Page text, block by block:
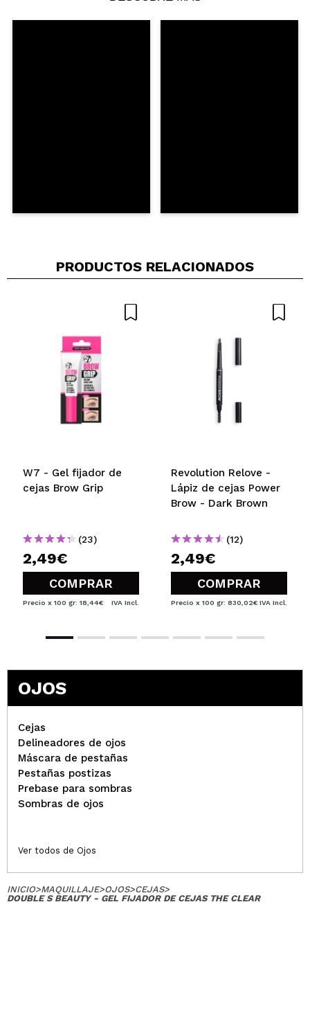
PRODUCTOS RELACIONADOS
W7 - Gel fijador de
cejas Brow Grip
(23)
2,49€
COMPRAR
Precio x 100 gr: 18,44€ IVA Incl.
Revolution Relove -
Lápiz de cejas Power
Brow - Dark Brown
(12)
2,49€
COMPRAR
Precio x 100 gr: 830,02€ IVA Incl.
OJOS
Cejas
Delineadores de ojos
Máscara de pestañas
Pestañas postizas
Prebase para sombras
Sombras de ojos
Ver todos de Ojos
INICIO>MAQUILLAJE>OJOS>CEJAS>
DOUBLE S BEAUTY - GEL FIJADOR DE CEJAS THE CLEAR